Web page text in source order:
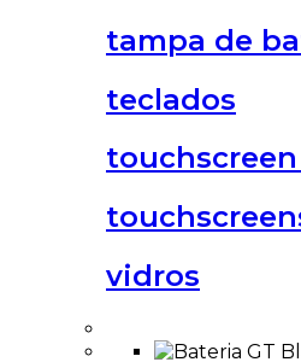
tampa de
teclados
vidros